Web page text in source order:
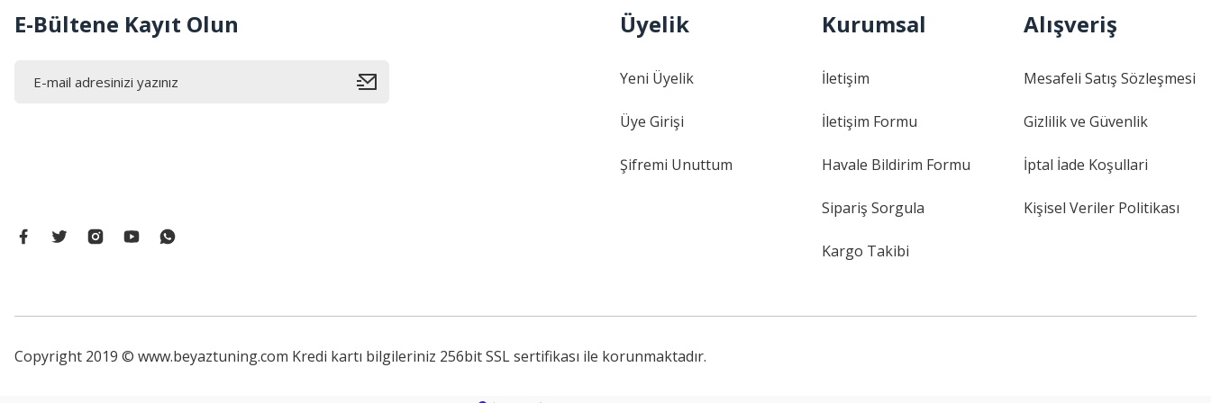
E-Bültene Kayıt Olun Üyelik
Yeni Üyelik
Üye Girişi
Şifremi Unuttum
Kurumsal
İletişim
İletişim Formu
Havale Bildirim Formu
Sipariş Sorgula
Kargo Takibi
Alışveriş
Mesafeli Satış Sözleşmesi
Gizlilik ve Güvenlik
İptal İade Koşullari
Kişisel Veriler Politikası
Copyright 2019 © www.beyaztuning.com Kredi kartı bilgileriniz 256bit SSL sertifikası ile korunmaktadır.